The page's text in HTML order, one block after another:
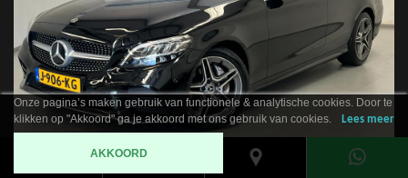
Onze pagina’s maken gebruik van functionele & analytische cookies. Door te
klikken op "Akkoord" ga je akkoord met ons gebruik van cookies.
Lees meer
AKKOORD